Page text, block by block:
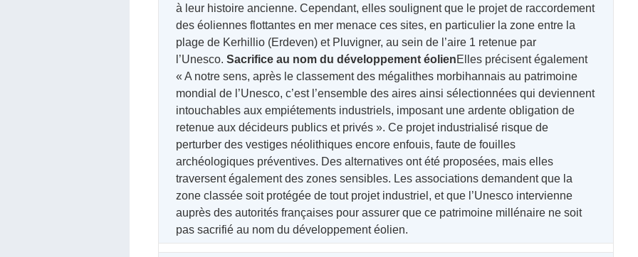
à leur histoire ancienne. Cependant, elles soulignent que le projet de raccordement
des éoliennes flottantes en mer menace ces sites, en particulier la zone entre la
plage de Kerhillio (Erdeven) et Pluvigner, au sein de l’aire 1 retenue par
l’Unesco. Sacrifice au nom du développement éolienElles précisent également
« A notre sens, après le classement des mégalithes morbihannais au patrimoine
mondial de l’Unesco, c’est l’ensemble des aires ainsi sélectionnées qui deviennent
intouchables aux empiétements industriels, imposant une ardente obligation de
retenue aux décideurs publics et privés ». Ce projet industrialisé risque de
perturber des vestiges néolithiques encore enfouis, faute de fouilles
archéologiques préventives. Des alternatives ont été proposées, mais elles
traversent également des zones sensibles. Les associations demandent que la
zone classée soit protégée de tout projet industriel, et que l’Unesco intervienne
auprès des autorités françaises pour assurer que ce patrimoine millénaire ne soit
pas sacrifié au nom du développement éolien.